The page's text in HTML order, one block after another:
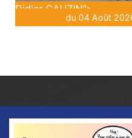
Didier GAUZIN">
du 04 Août